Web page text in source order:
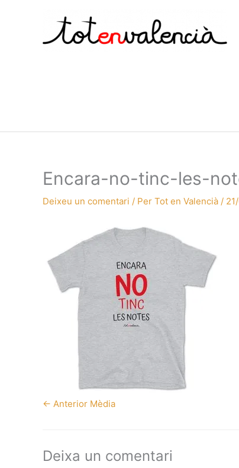
Encara-no-tinc-les-
Deixeu un comentari / Per Tot en Valencià /
← Anterior Mèdia
Deixa un comentari